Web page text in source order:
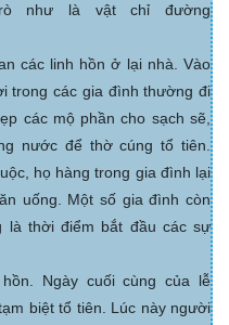
như là vật chỉ đường
các linh hồn ở lại nhà. Vào
trong các gia đình thường đi
các mộ phần cho sạch sẽ,
nước để thờ cúng tổ tiên.
họ hàng trong gia đình lại
uống. Một số gia đình còn
là thời điểm bắt đầu các sự
Ngày cuối cùng của lễ
biệt tổ tiên. Lúc này người